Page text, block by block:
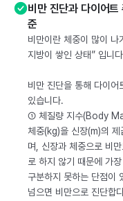
비만 진단과 다이어트
준
비만이란 체중이 많이 나
지방이 쌓인 상태” 입니
비만 진단을 통해 다이
있습니다.
① 체질량 지수(Body
체중(kg)을 신장(m)의
며, 신장과 체중으로 비
로 하지 않기 때문에 가
구분하지 못하는 단점이
넘으면 비만으로 진단합